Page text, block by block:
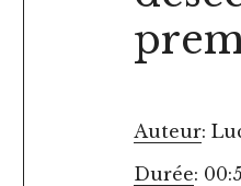
Auteur:
Durée: